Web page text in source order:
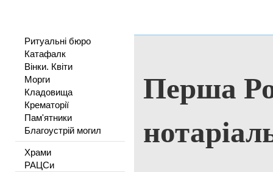
Ритуальні бюро
Катафалк
Вінки. Квіти
Морги
Кладовища
Крематорії
Пам'ятники
Благоустрій могил
Храми
РАЦСи
Перша